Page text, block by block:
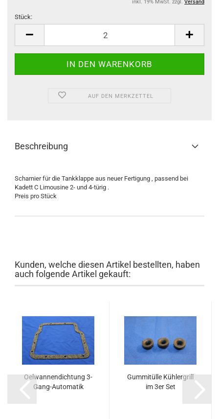
inkl. 19% MwSt. zzgl. Versand
Stück:
AUF DEN MERKZETTEL
Beschreibung
Scharnier für die Tankklappe aus neuer Fertigung , passend bei
Kadett C Limousine 2- und 4-türig .
Preis pro Stück
Kunden, welche diesen Artikel bestellten, haben
auch folgende Artikel gekauft:
Oelwannendichtung 3-
Gang-Automatik
Gummitülle Kühlergrill
im 3er Set